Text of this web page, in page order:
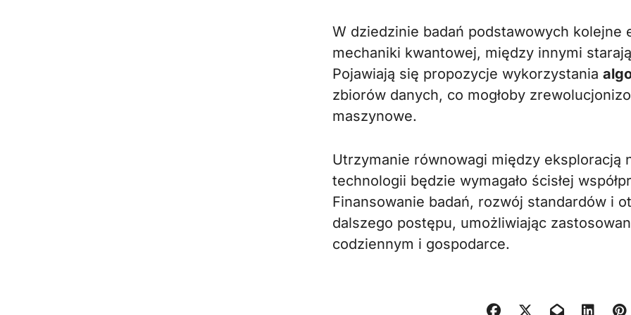
W dziedzinie badań podstawowych
mechaniki kwantowej, między innymi
Pojawiają się propozycje wykorzystania
zbiorów danych, co mogłoby
maszynowe.
Utrzymanie równowagi między eksploracją
technologii będzie wymagało ścisłej
Finansowanie badań, rozwój standardów i
dalszego postępu, umożliwiając
codziennym i gospodarce.